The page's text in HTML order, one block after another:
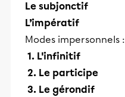
Le subjonctif
L’impératif
Modes impersonnels :
1. L'infinitif
2. Le participe
3. Le gérondif